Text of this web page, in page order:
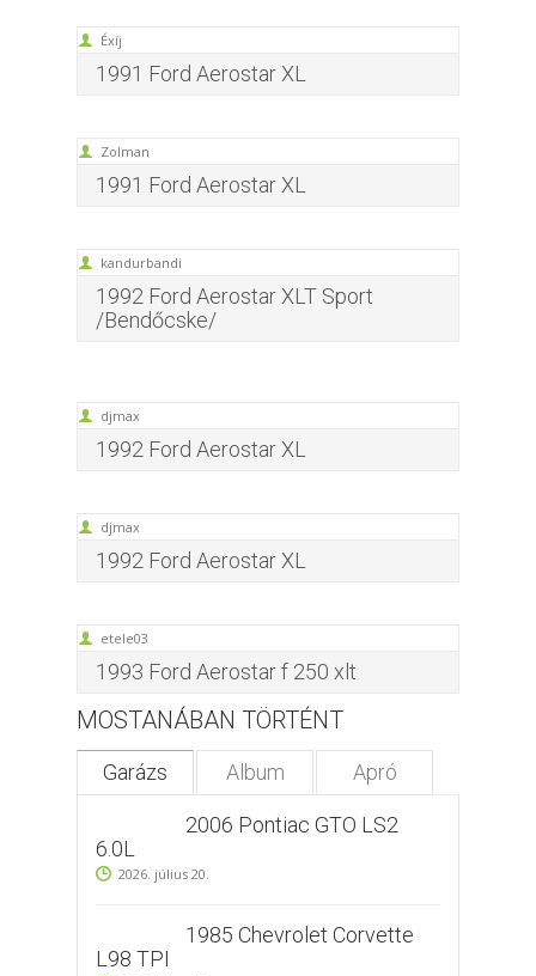
Éxíj
1991 Ford Aerostar XL
Zolman
1991 Ford Aerostar XL
kandurbandi
1992 Ford Aerostar XLT Sport
/Bendőcske/
djmax
1992 Ford Aerostar XL
djmax
1992 Ford Aerostar XL
etele03
1993 Ford Aerostar f 250 xlt
MOSTANÁBAN TÖRTÉNT
Garázs Album Apró
2006 Pontiac GTO LS2
6.0L
2026. július 20.
1985 Chevrolet Corvette
L98 TPI